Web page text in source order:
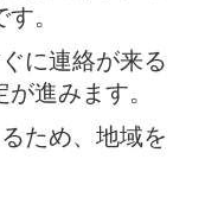
。
に連絡が来る
進みます。
ため、地域を